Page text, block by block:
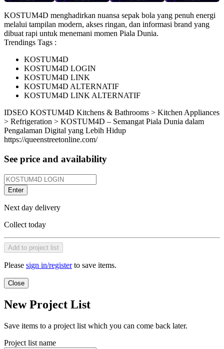
KOSTUM4D menghadirkan nuansa sepak bola yang penuh energi
melalui tampilan modern, akses ringan, dan informasi brand yang
dibuat rapi untuk menemani momen Piala Dunia.
Trendings Tags :
KOSTUM4D
KOSTUM4D LOGIN
KOSTUM4D LINK
KOSTUM4D ALTERNATIF
KOSTUM4D LINK ALTERNATIF
IDSEO KOSTUM4D Kitchens & Bathrooms > Kitchen Appliances
> Refrigeration > KOSTUM4D – Semangat Piala Dunia dalam
Pengalaman Digital yang Lebih Hidup
https://queenstreetonline.com/
See price and availability
Enter
Next day delivery
Collect today
Add to project list
Please sign in/registerto save items.
Close
New Project List
Save items to a project list which you can come back later.
Project list name